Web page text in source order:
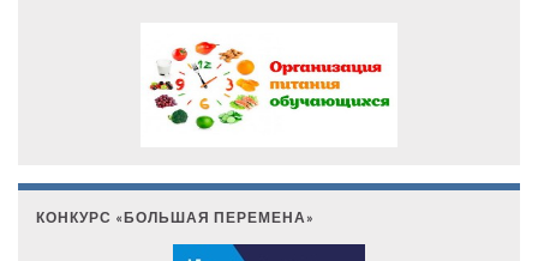
КОНКУРС «БОЛЬШАЯ ПЕРЕМЕНА»